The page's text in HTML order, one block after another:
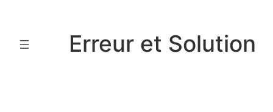
contenu
Erreur et Solution